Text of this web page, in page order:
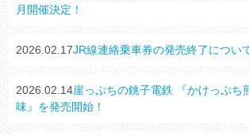
月開催決定！
2026.02.17JR線連絡乗車券の発売終了につい
2026.02.14崖っぷちの銚子電鉄 『かけっぷち
味』を発売開始！